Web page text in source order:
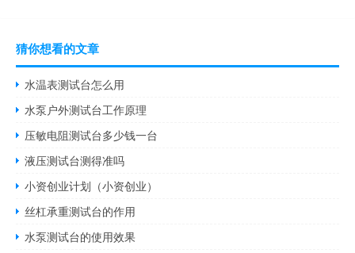
猜你想看的文章
水温表测试台怎么用
水泵户外测试台工作原理
压敏电阻测试台多少钱一台
液压测试台测得准吗
小资创业计划（小资创业）
丝杠承重测试台的作用
水泵测试台的使用效果